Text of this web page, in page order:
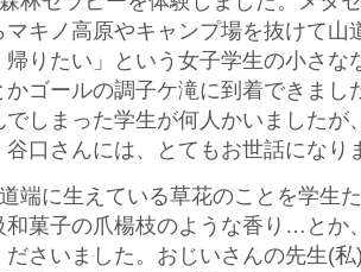
マキノ高原やキャンプ場を抜けて山
帰りたい」という女子学生の小さな
かゴールの調子ケ滝に到着できまし
でしまった学生が何人かいましたが
谷口さんには、とてもお世話になり
端に生えている草花のことを学生
和菓子の爪楊枝のような香り…と
ださいました。おじいさんの先生(